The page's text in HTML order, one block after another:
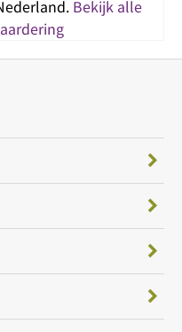
Bekijk alle